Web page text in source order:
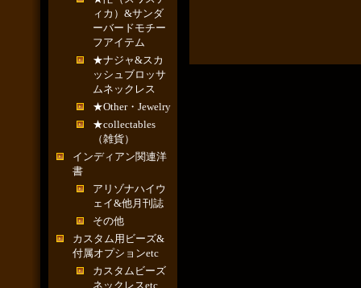
ィカ）&サンダ
ーバードモチー
フアイテム
★ナジャ&スカ
ッシュブロッサ
ムネックレス
★Other・Jewelry
★collectables
（雑貨）
インディアン関連洋
書
アリゾナハイウ
ェイ&他月刊誌
その他
カスタム用ビーズ&
付属オプションetc
カスタムビーズ
ネックレスetc